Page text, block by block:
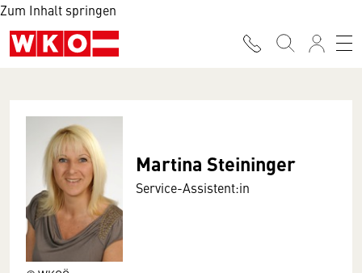
Zum Inhalt springen
Martina Steininger
Service-Assistent:in